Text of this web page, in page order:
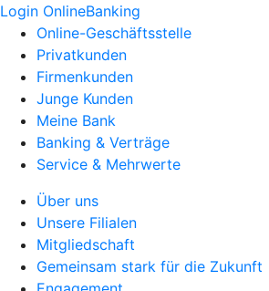
Login OnlineBanking
Online-Geschäftsstelle
Privatkunden
Firmenkunden
Junge Kunden
Meine Bank
Banking & Verträge
Service & Mehrwerte
Über uns
Unsere Filialen
Mitgliedschaft
Gemeinsam stark für die Zukunft